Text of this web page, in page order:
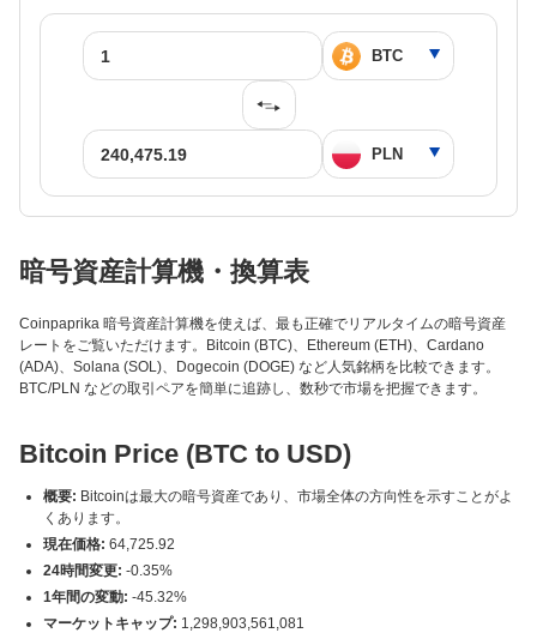
暗号資産計算機・換算表
Coinpaprika 暗号資産計算機を使えば、最も正確でリアルタイムの暗号資産
レートをご覧いただけます。Bitcoin (BTC)、Ethereum (ETH)、Cardano
(ADA)、Solana (SOL)、Dogecoin (DOGE) など人気銘柄を比較できます。
BTC/PLN などの取引ペアを簡単に追跡し、数秒で市場を把握できます。
Bitcoin Price (BTC to USD)
概要: Bitcoinは最大の暗号資産であり、市場全体の方向性を示すことがよ
くあります。
現在価格: 64,725.92
24時間変更: -0.35%
1年間の変動: -45.32%
マーケットキャップ: 1,298,903,561,081